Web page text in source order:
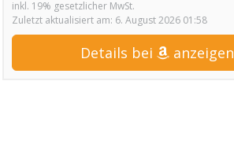
inkl. 19% gesetzlicher MwSt.
Zuletzt aktualisiert am: 6. August 2026 01:58
Details bei anzeigen